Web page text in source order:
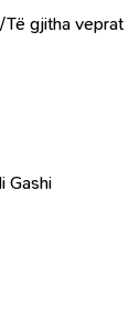
/Të gjitha veprat
Gashi